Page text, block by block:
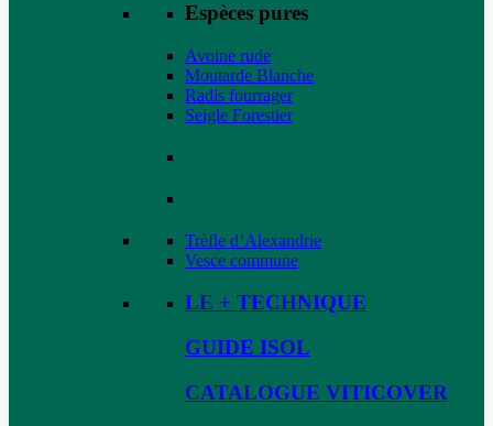
Espèces pures
Avoine rude
Moutarde Blanche
Radis fourrager
Seigle Forestier
Trèfle d’Alexandrie
Vesce commune
LE + TECHNIQUE
GUIDE ISOL
CATALOGUE VITICOVER